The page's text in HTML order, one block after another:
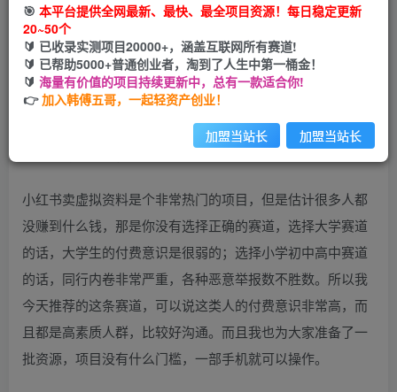
立即购买
您当前未登录！建议登陆后购买，可保存购买订单
小红书卖虚拟资料是个非常热门的项目，但是估计很多人都
没赚到什么钱，那是你没有选择正确的赛道，选择大学赛道
的话，大学生的付费意识是很弱的；选择小学初中高中赛道
的话，同行内卷非常严重，各种恶意举报数不胜数。所以我
今天推荐的这条赛道，可以说这类人的付费意识非常高，而
且都是高素质人群，比较好沟通。而且我也为大家准备了一
批资源，项目没有什么门槛，一部手机就可以操作。
🎯 本平台提供全网最新、最快、最全项目资源！每日稳定更新
20~50个
🔰 已收录实测项目20000+，涵盖互联网所有赛道!
🔰 已帮助5000+普通创业者，淘到了人生中第一桶金！
🔰 海量有价值的项目持续更新中，总有一款适合你!
👉加入韩傅五哥，一起轻资产创业！
加盟当站长 加盟当站长